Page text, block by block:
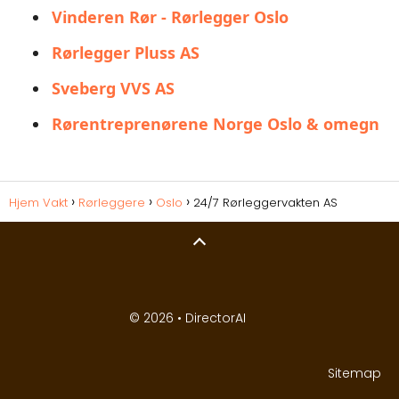
Vinderen Rør - Rørlegger Oslo
Rørlegger Pluss AS
Sveberg VVS AS
Rørentreprenørene Norge Oslo & omegn
Hjem Vakt Rørleggere Oslo 24/7 Rørleggervakten AS
© 2026 • DirectorAI
Sitemap